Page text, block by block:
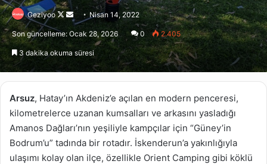
Geziyoo
Follow
on
X
Bir
e-
posta
göndermek
Nisan 14, 2022
Son güncelleme: Ocak 28, 2026 0 2.405
3 dakika okuma süresi
Arsuz, Hatay’ın Akdeniz’e açılan en modern penceresi,
kilometrelerce uzanan kumsalları ve arkasını yasladığı
Amanos Dağları’nın yeşiliyle kampçılar için “Güney’in
Bodrum’u” tadında bir rotadır. İskenderun’a yakınlığıyla
ulaşımı kolay olan ilçe, özellikle Orient Camping gibi köklü